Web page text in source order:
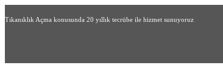
Tıkanıklık Açma konusunda 20 yıllık tecrübe ile hizmet sunuyoruz